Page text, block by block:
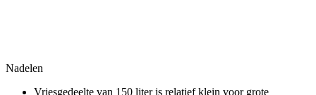
Nadelen
Vriesgedeelte van 150 liter is relatief klein voor grote